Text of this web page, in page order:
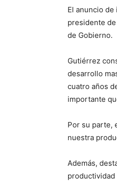
El anuncio
presidente
de Gobierno.
Gutiérrez
desarrollo
cuatro años
importante
Por su parte,
nuestra
Además,
productividad